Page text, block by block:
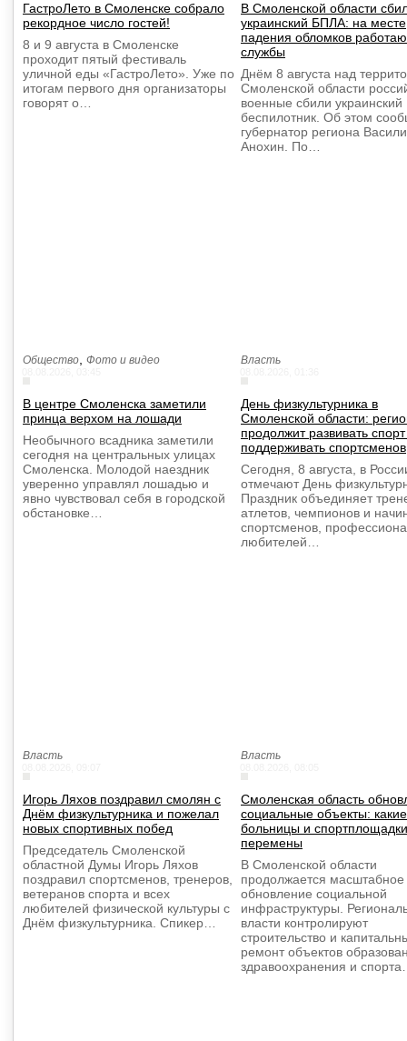
ГастроЛето в Смоленске собрало
рекордное число гостей!
8 и 9 августа в Смоленске
проходит пятый фестиваль
уличной еды «ГастроЛето». Уже по
итогам первого дня организаторы
говорят о…
В Смоленской области
украинский БПЛА: на месте
падения обломков
службы
Днём 8 августа над
Смоленской области
военные сбили украинский
беспилотник. Об этом
губернатор региона
Анохин. По…
Общество Фото и видео
В центре Смоленска заметили
принца верхом на лошади
Необычного всадника заметили
сегодня на центральных улицах
Смоленска. Молодой наездник
уверенно управлял лошадью и
явно чувствовал себя в городской
обстановке…
Власть
День физкультурника в
Смоленской области:
продолжит развивать
поддерживать спортсменов
Сегодня, 8 августа, в
отмечают День
Праздник объединяет
атлетов, чемпионов и
спортсменов,
любителей…
Власть
Игорь Ляхов поздравил смолян с
Днём физкультурника и пожелал
новых спортивных побед
Председатель Смоленской
областной Думы Игорь Ляхов
поздравил спортсменов, тренеров,
ветеранов спорта и всех
любителей физической культуры с
Днём физкультурника. Спикер…
Власть
Смоленская область
социальные объекты:
больницы и
перемены
В Смоленской области
продолжается масштабное
обновление социальной
инфраструктуры.
власти контролируют
строительство и
ремонт объектов
здравоохранения и